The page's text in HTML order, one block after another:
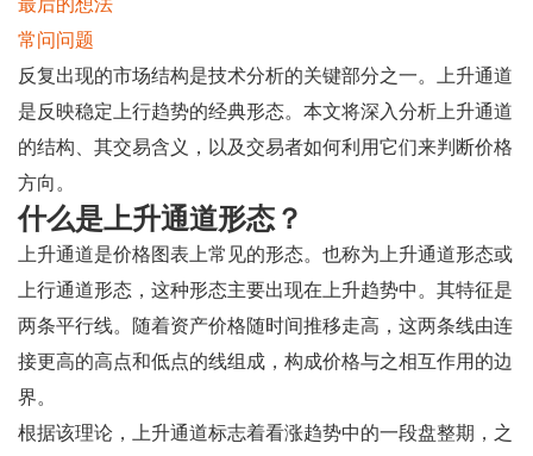
常问问题
反复出现的市场结构是技术分析的关键部分之一。上升通道
是反映稳定上行趋势的经典形态。本文将深入分析上升通道
的结构、其交易含义，以及交易者如何利用它们来判断价格
方向。
什么是上升通道形态？
上升通道是价格图表上常见的形态。也称为上升通道形态或
上行通道形态，这种形态主要出现在上升趋势中。其特征是
两条平行线。随着资产价格随时间推移走高，这两条线由连
接更高的高点和低点的线组成，构成价格与之相互作用的边
界。
根据该理论，上升通道标志着看涨趋势中的一段盘整期，之